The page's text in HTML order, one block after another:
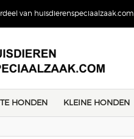
van huisdierenspeciaalzaak.com
HONDEN KLEINE HONDEN